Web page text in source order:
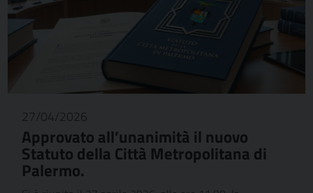
Approvato all’unanimità il nuovo
Statuto della Città Metropolitana di
Palermo.